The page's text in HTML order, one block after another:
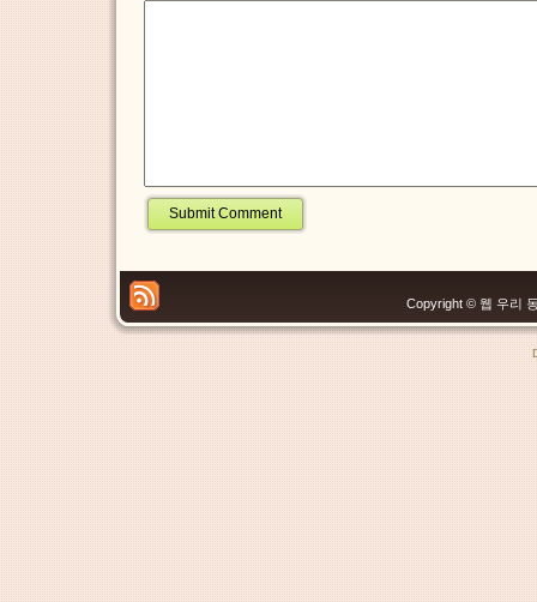
Copyright © 웹 우리